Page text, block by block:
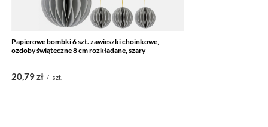
Papierowe bombki 6 szt. zawieszki choinkowe,
ozdoby świąteczne 8 cm rozkładane, szary
20,79 zł / szt.